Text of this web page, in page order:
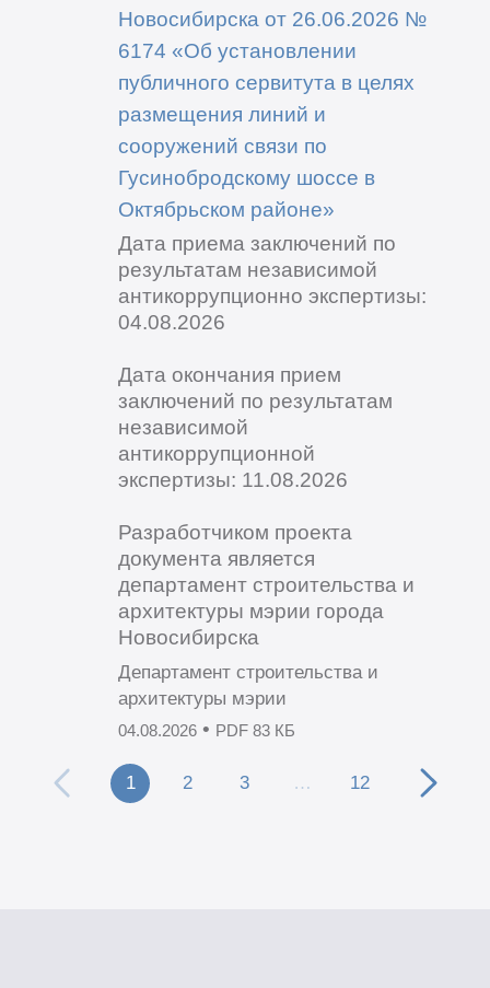
Новосибирска от 26.06.2026 №
6174 «Об установлении
публичного сервитута в целях
размещения линий и
сооружений связи по
Гусинобродскому шоссе в
Октябрьском районе»
Дата приема заключений по
результатам независимой
антикоррупционно экспертизы:
04.08.2026
Дата окончания прием
заключений по результатам
независимой
антикоррупционной
экспертизы: 11.08.2026
Разработчиком проекта
документа является
департамент строительства и
архитектуры мэрии города
Новосибирска
Департамент строительства и
архитектуры мэрии
04.08.2026• PDF 83 КБ
1 2 3 … 12